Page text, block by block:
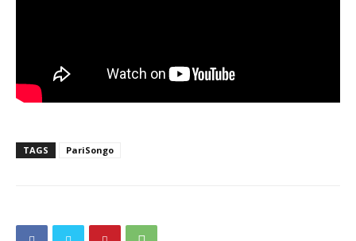
TAGS PariSongo